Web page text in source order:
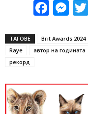
ТАГОВЕ Brit Awards 2024
Raye
автор на годината
рекорд